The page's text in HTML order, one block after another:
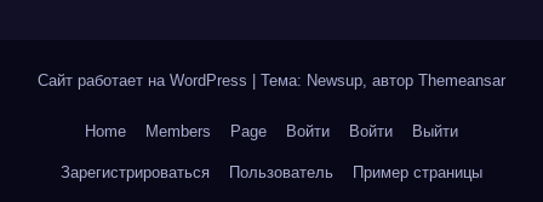
Сайт работает на WordPress | Тема: Newsup, автор Themeansar
Home Members Page Войти Войти Выйти
Зарегистрироваться Пользователь Пример страницы